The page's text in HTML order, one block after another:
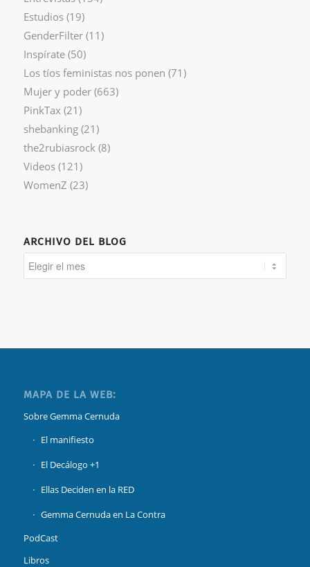
Estudios(19)
GenderFilter(11)
Inspírate(50)
Los tíos feministas nos ponen (71)
Mujer y poder(663)
PinkTax (21)
shebanking(21)
the2rubiasrock (8)
Videos(121)
WomenZ (23)
ARCHIVO DEL BLOG
MAPA DE LA WEB:
Sobre Gemma Cernuda
El manifiesto
El Decálogo +1
Ellas Deciden en la RED
Gemma Cernuda en La Contra
PodCast
Libros